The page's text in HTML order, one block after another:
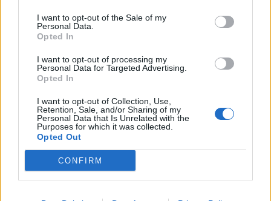
I want to opt-out of the Sale of my
Personal Data.
Opted In
I want to opt-out of processing my
Personal Data for Targeted Advertising.
Opted In
I want to opt-out of Collection, Use,
Retention, Sale, and/or Sharing of my
Personal Data that Is Unrelated with the
Purposes for which it was collected.
Opted Out
CONFIRM